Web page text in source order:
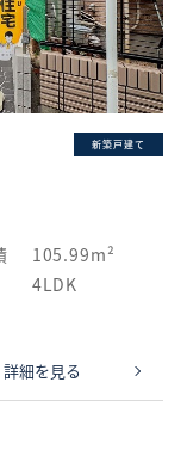
新築戸建て
105.99m²
4LDK
詳細を見る